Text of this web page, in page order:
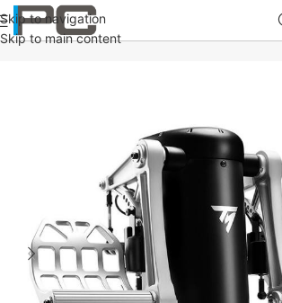
Skip to navigation
Skip to main content
Accueil Volantes